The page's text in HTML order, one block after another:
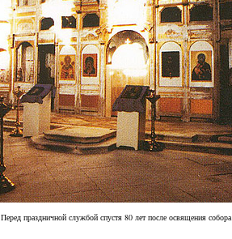
Перед праздничной службой спустя 80 лет после освящения собора